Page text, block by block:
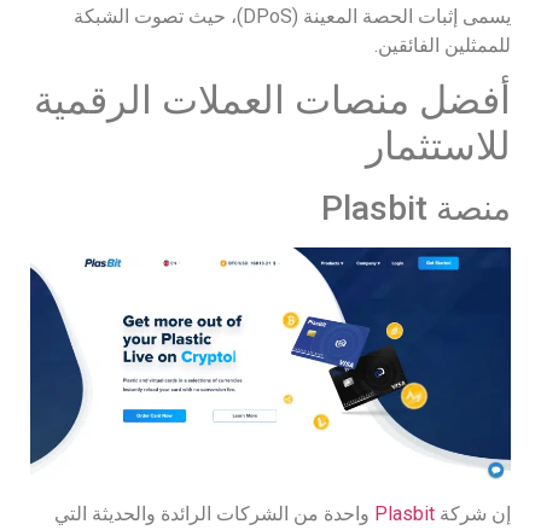
يسمى إثبات الحصة المعينة (DPoS)، حيث تصوت الشبكة
للممثلين الفائقين.
أفضل منصات العملات الرقمية
للاستثمار
منصة Plasbit
إن شركة Plasbit واحدة من الشركات الرائدة والحديثة التي